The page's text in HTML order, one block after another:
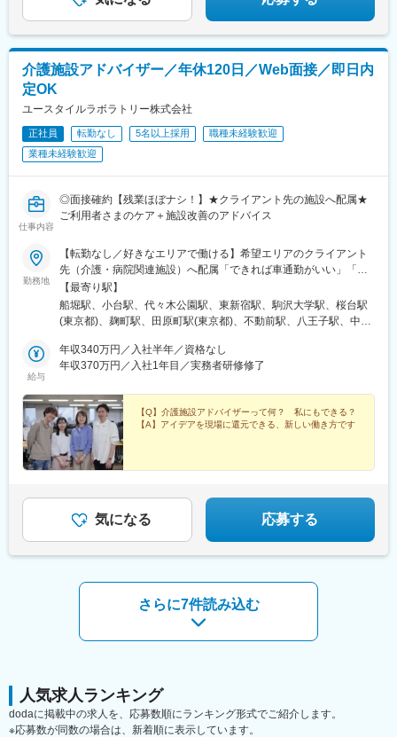
・通勤手当全額支給
1979年創業。歯科医療情報システムの研究開発から販売、導入・
全国約6.7万件の歯科医院を対象とした、安定性と成長性のあるマ
ーケットで活躍できます。
介護施設アドバイザー／年休120日／Web面接／即日内
定OK
ユースタイルラボラトリー株式会社
正社員 転勤なし 5名以上採用
職種未経験歓迎
業種未経験歓迎
仕事内容
◎面接確約【残業ほぼナシ！】★クライアント先の施設へ配属★
ご利用者さまのケア＋施設改善のアドバイス
勤務地
【転勤なし／好きなエリアで働ける】希望エリアのクライアント
先（介護・病院関連施設）へ配属「できれば車通勤がいい」「未
経験なので先輩スタッフと一緒に働きたい」等ご相談ください！
━━【配属エリア】━━＜1＞北海道・東北／北海道、岩手※、宮
城、福島＜2＞北関東／茨城、栃木、群馬＜3＞首都圏／東京、神
岡、岐阜＜6＞関西／大阪、京都、兵庫、和歌山、奈良※＜7＞中
四国／広島※、岡山※＜8＞九州／福岡、熊本※、長崎※、大分※、鹿
長期的に築くことができます！（※印のエリアは経験者のみ採用中
です）☆勤務地住所は一例となります。━━【転居希望者向けの
働き方も】━━将来的に地元を離れたい方は、半年ほど地元勤務
後、東京神奈川など首都圏への転勤も可能！移住支援制度（費用
会社負担）もあり、早期キャリアアップも見込めます！
【最寄り駅】
船堀駅、小台駅、代々木公園駅、東新宿駅、駒沢大学駅、桜台駅
(東京都)、麹町駅、田原町駅(東京都)、不動前駅、八王子駅、中野
駅(函館本線)、新道東駅、西２８丁目駅、郡山駅(福島県)、愛子
駅、北仙台駅、泉中央駅、作並駅、境町駅、高崎駅、東武宇都宮
駅、和光市駅、岩槻駅、志久駅、戸塚安行駅、久喜駅、浜野駅、
六実駅、常盤平駅、みどり台駅、柏駅、小机駅、古淵駅、高座渋
谷駅、横浜駅、辻堂駅、淵野辺駅、いずみ中央駅、越後赤塚駅、
新潟駅、見附駅、名鉄岐阜駅、松本駅、積志駅、東静岡駅、桜橋
駅(静岡県)、小垣江駅、北新川駅、神領駅、名鉄名古屋駅、小野駅
駅、神宮丸太町駅、古市駅(大阪府)、大日駅、門真南駅、瑞光四丁
目駅、星ケ丘駅(大阪府)、城北公園通駅、南巽駅、崇禅寺駅、尼崎
駅(阪神線)、山陽天満駅、加古川駅、新神戸駅、住吉駅(兵庫県・
東海道)、香櫨園駅、中山寺駅、大久保駅(兵庫県)、舞子公園駅、
六甲駅、富雄駅、横川駅、小網町駅、吉塚駅、茶山駅(福岡県)、九
通り駅、代々木八幡駅、立場駅
給与
年収340万円／入社半年／資格なし
年収370万円／入社1年目／実務者研修修了
【Q】介護施設アドバイザーって何？ 私にもできる？
【A】アイデアを現場に還元できる、新しい働き方です
気になる 応募する
さらに7件読み込む
人気求人ランキング
dodaに掲載中の求人を、応募数順にランキング形式でご紹介します。
※応募数が同数の場合は、新着順に表示しています。